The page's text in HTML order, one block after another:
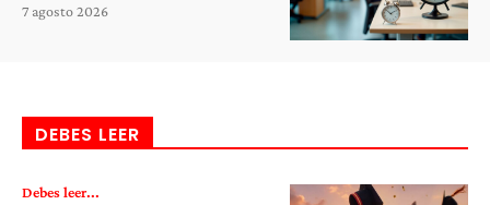
7 agosto 2026
DEBES LEER
Debes leer...